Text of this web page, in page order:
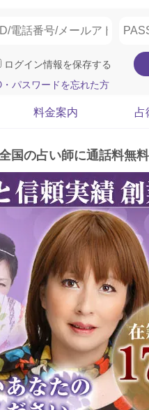
ログイン情報を保存する
・パスワードを忘れた方
料金案内 占
の占い師に通話料無